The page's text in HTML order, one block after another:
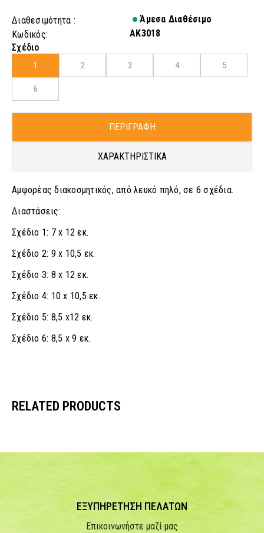
Διαθεσιμότητα :
Άμεσα Διαθέσιμο
Κωδικός:
AK3018
Σχέδιο
1 2 3 4 5
6
ΠΕΡΙΓΡΑΦΗ
ΧΑΡΑΚΤΗΡΙΣΤΙΚΑ
Αμφορέας διακοσμητικός, από λευκό πηλό, σε 6 σχέδια.
Διαστάσεις:
Σχέδιο 1: 7 x 12 εκ.
Σχέδιο 2: 9 x 10,5 εκ.
Σχέδιο 3: 8 x 12 εκ.
Σχέδιο 4: 10 x 10,5 εκ.
Σχέδιο 5: 8,5 x12 εκ.
Σχέδιο 6: 8,5 x 9 εκ.
RELATED PRODUCTS
ΕΞΥΠΗΡΕΤΗΣΗ ΠΕΛΑΤΩΝ
Επικοινωνήστε μαζί μας